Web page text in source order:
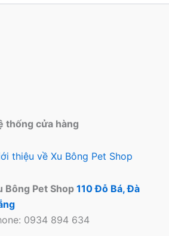
thống cửa hàng
thiệu về Xu Bông Pet Shop
Bông Pet Shop 110 Đỗ Bá, Đà
0934 894 634